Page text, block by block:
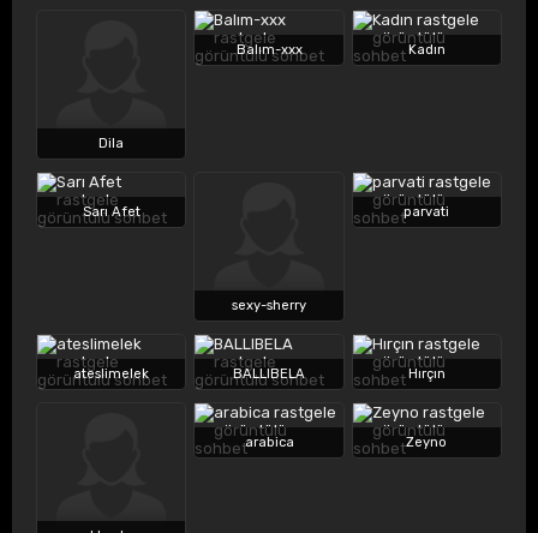
Dila
Balım-xxx Kadın
Sarı Afet
sexy-sherry
parvati
ateslimelek BALLIBELA Hırçın
arabica Zeyno